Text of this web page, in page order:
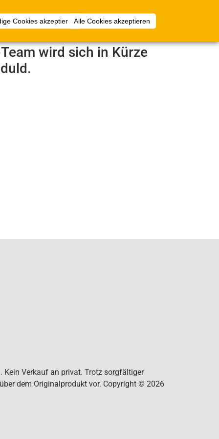
Cookies akzeptierenAlle Cookies akzeptieren
Anmelden
wird sich in Kürze
Kein Verkauf an privat. Trotz sorgfältiger
dem Originalprodukt vor. Copyright © 2026